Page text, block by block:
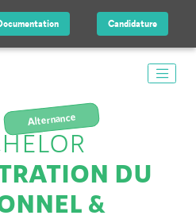
Candidature
DU
&
Alternance